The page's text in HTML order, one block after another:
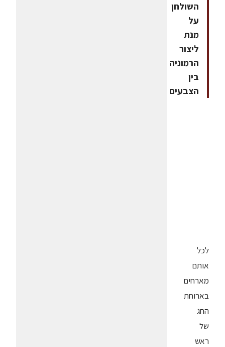
השולחן
על
מנת
ליצור
הרמוניה
בין
הצבעים
לכל
אותם
מארחים
בארוחת
החג
של
ראש